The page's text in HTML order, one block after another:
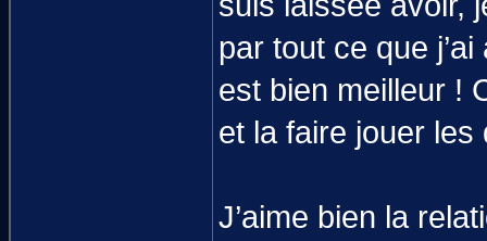
par tout ce que
est bien meilleur !
et la faire jouer
J’aime bien la